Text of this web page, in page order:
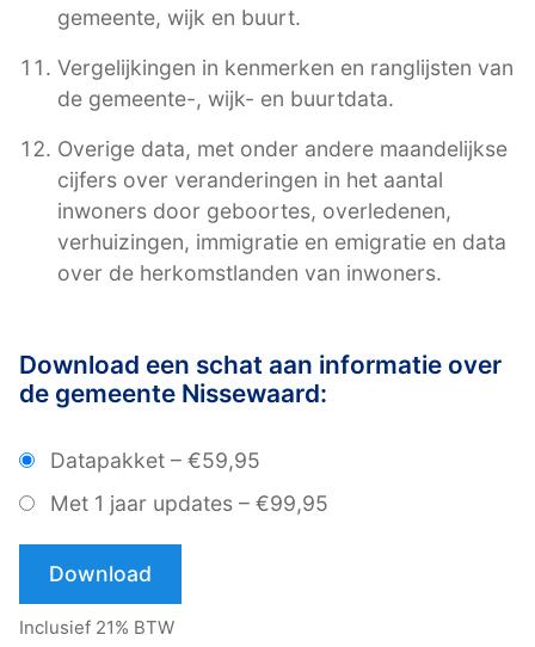
gemeente, wijk en buurt.
Vergelijkingen in kenmerken en ranglijsten van
de gemeente-, wijk- en buurtdata.
Overige data, met onder andere maandelijkse
cijfers over veranderingen in het aantal
inwoners door geboortes, overledenen,
verhuizingen, immigratie en emigratie en data
over de herkomstlanden van inwoners.
Download een schat aan informatie over
de gemeente Nissewaard:
Datapakket – €59,95
Met 1 jaar updates – €99,95
Download
Inclusief 21% BTW